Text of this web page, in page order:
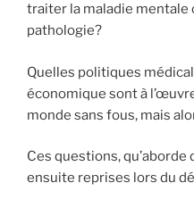
traiter la maladie
pathologie?
Quelles politiques
économique sont à
monde sans fous, mais
Ces questions,
ensuite reprises lors du